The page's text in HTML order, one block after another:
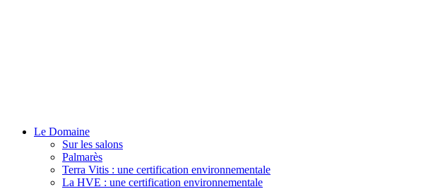
Le Domaine
Sur les salons
Palmarès
Terra Vitis : une certification environnementale
La HVE : une certification environnementale